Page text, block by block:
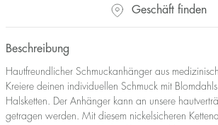
Geschäft finden
Beschreibung
Hautfreundlicher Schmuckanhänger aus
Kreiere deinen individuellen Schmuck mit
Halsketten. Der Anhänger kann an unsere
getragen werden. Mit diesem nickelsicheren